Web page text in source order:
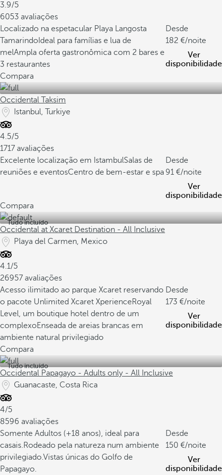
3.9/5
6053 avaliações
Localizado na espetacular Playa Langosta
Tamarindo Ideal para famílias e lua de
melAmpla oferta gastronômica com 2 bares e
3 restaurantes
Desde
182
/noite
Ver
disponibilidade
Compara
Occidental Taksim
Istanbul, Turkiye
4.5/5
1717 avaliações
Excelente localização em IstambulSalas de
reuniões e eventosCentro de bem-estar e spa
Desde
91
/noite
Ver
disponibilidade
Compara
Tudo incluído
Occidental at Xcaret Destination - All Inclusive
Playa del Carmen, Mexico
4.1/5
26957 avaliações
Acesso ilimitado ao parque Xcaret reservando
o pacote Unlimited Xcaret XperienceRoyal
Level, um boutique hotel dentro de um
complexoEnseada de areias brancas em
ambiente natural privilegiado
Desde
173
/noite
Ver
disponibilidade
Compara
Tudo incluído
Occidental Papagayo - Adults only - All Inclusive
Guanacaste, Costa Rica
4/5
8596 avaliações
Somente Adultos (+18 anos), ideal para
casais.Rodeado pela natureza num ambiente
privilegiado.Vistas únicas do Golfo de
Papagayo.
Desde
150
/noite
Ver
disponibilidade